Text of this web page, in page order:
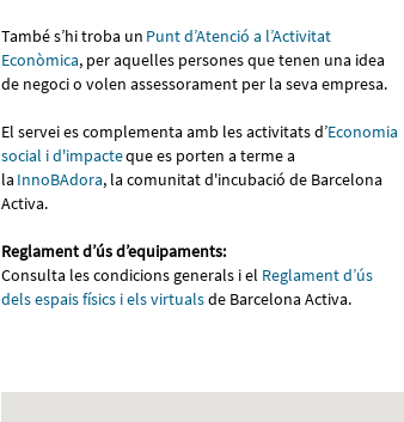
També s’hi troba un Punt d’Atenció a l’Activitat
Econòmica, per aquelles persones que tenen una idea
de negoci o volen assessorament per la seva empresa.
El servei es complementa amb les activitats d’Economia
social i d'impacteque es porten a terme a
la InnoBAdora, la comunitat d'incubació de Barcelona
Activa.
Reglament d’ús d’equipaments:
Consulta les condicions generals i el Reglament d’ús
dels espais físics i els virtualsde Barcelona Activa.